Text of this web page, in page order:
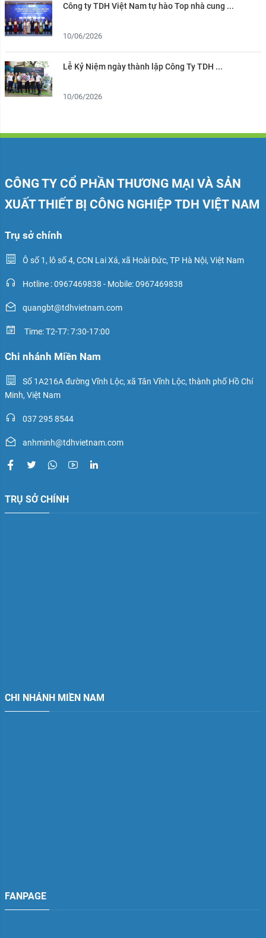
Công ty TDH Việt Nam tự hào Top nhà cung ...
10/06/2026
Lễ Kỷ Niệm ngày thành lập Công Ty TDH ...
10/06/2026
CÔNG TY CỔ PHẦN THƯƠNG MẠI VÀ SẢN
XUẤT THIẾT BỊ CÔNG NGHIỆP TDH VIỆT NAM
Trụ sở chính
Ô số 1, lô số 4, CCN Lai Xá, xã Hoài Đức, TP Hà Nội, Việt Nam
Hotline : 0967469838 - Mobile: 0967469838
quangbt@tdhvietnam.com
Time: T2-T7: 7:30-17:00
Chi nhánh Miền Nam
Số 1A216A đường Vĩnh Lộc, xã Tân Vĩnh Lộc, thành phố Hồ Chí
Minh, Việt Nam
037 295 8544
anhminh@tdhvietnam.com
TRỤ SỞ CHÍNH
CHI NHÁNH MIỀN NAM
FANPAGE